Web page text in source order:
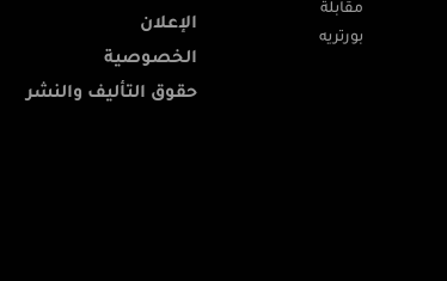
الإعلان
الخصوصية
حقوق التأليف والنشر
مقابلة
بورتريه